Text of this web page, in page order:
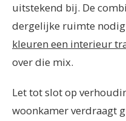
uitstekend bij. De
dergelijke ruimte
kleuren een interieur
over die mix.
Let tot slot op
woonkamer verdraagt